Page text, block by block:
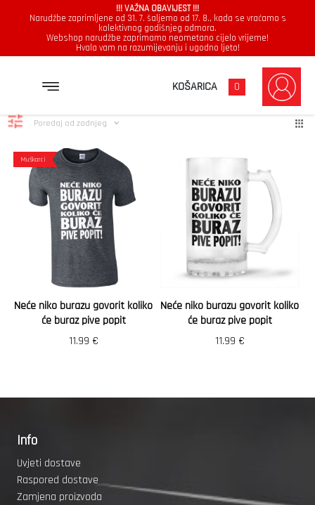
!!! VAŽNA OBAVIJEST !!!
Narudžbe zaprimljene od 31. 7. šaljemo od 17. 8., kada se vraćamo s
kolektivnog godišnjeg odmora.
Webshop narudžbe zaprimamo neometano cijelo vrijeme!
Hvala vam na razumijevanju i ugodno ljeto!
KOŠARICA 0
buraz Prikazuje se svih 2 rezultataPoredano
Poredaj od zadnjeg
Muškarci
Neće niko burazu govorit koliko
će buraz pive popit
11.99 €
Neće niko burazu govorit koliko
će buraz pive popit
11.99 €
Info
Uvjeti dostave
Raspored dostave
Zamjena proizvoda